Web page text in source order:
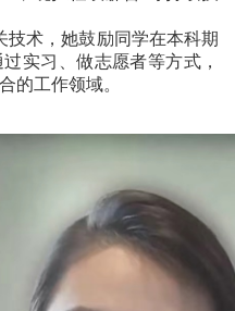
术，她鼓励同学在本科期
实习、做志愿者等方式，
的工作领域。